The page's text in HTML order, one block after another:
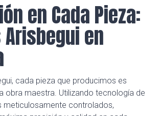
en Cada Pieza:
en
cada pieza que producimos es
obra maestra. Utilizando tecnología de
meticulosamente controlados,